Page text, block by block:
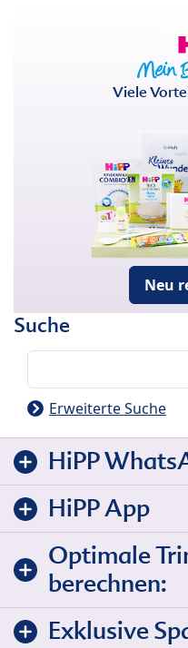
Viele
Neu
Suche
Erweiterte Suche
HiPP
HiPP App
Optimale
berechnen:
Exklusive